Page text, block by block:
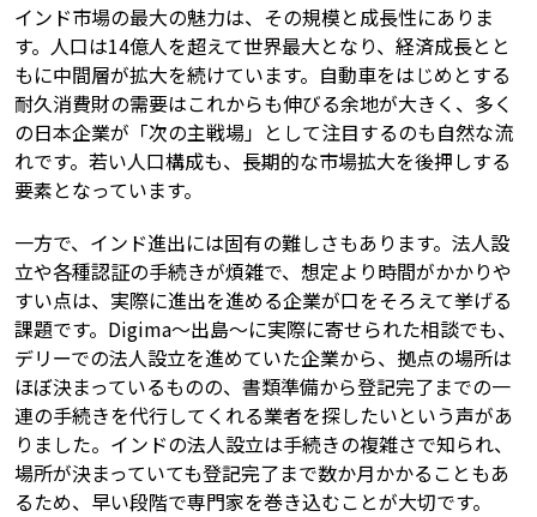
インド市場の最大の魅力は、その規模と成長性にありま
す。人口は14億人を超えて世界最大となり、経済成長とと
もに中間層が拡大を続けています。自動車をはじめとする
耐久消費財の需要はこれからも伸びる余地が大きく、多く
の日本企業が「次の主戦場」として注目するのも自然な流
れです。若い人口構成も、長期的な市場拡大を後押しする
要素となっています。
一方で、インド進出には固有の難しさもあります。法人設
立や各種認証の手続きが煩雑で、想定より時間がかかりや
すい点は、実際に進出を進める企業が口をそろえて挙げる
課題です。Digima〜出島〜に実際に寄せられた相談でも、
デリーでの法人設立を進めていた企業から、拠点の場所は
ほぼ決まっているものの、書類準備から登記完了までの一
連の手続きを代行してくれる業者を探したいという声があ
りました。インドの法人設立は手続きの複雑さで知られ、
場所が決まっていても登記完了まで数か月かかることもあ
るため、早い段階で専門家を巻き込むことが大切です。